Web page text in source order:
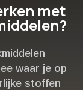
met
waar je op
stoffen